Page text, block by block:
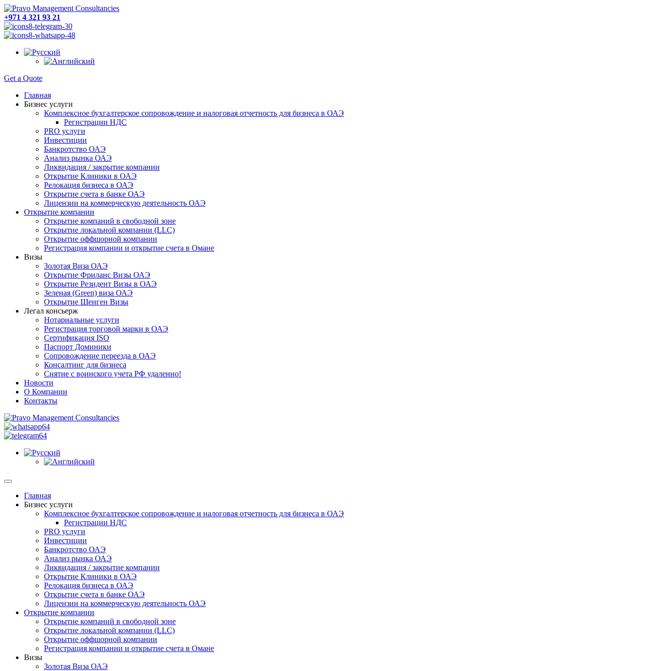
+971 4 321 93 21
Get a Quote
Главная
Бизнес услуги
Комплексное бухгалтерское сопровождение и налоговая отчетность для бизнеса в ОАЭ
Регистрации НДС
PRO услуги
Инвестиции
Банкротство ОАЭ
Анализ рынка ОАЭ
Ликвидация / закрытие компании
Открытие Клиники в ОАЭ
Релокация бизнеса в ОАЭ
Открытие счета в банке ОАЭ
Лицензии на коммерческую деятельность ОАЭ
Открытие компании
Открытие компаний в свободной зоне
Открытие локальной компании (LLC)
Открытие оффшорной компании
Регистрация компании и открытие счета в Омане
Визы
Золотая Виза ОАЭ
Открытие Фриланс Визы ОАЭ
Открытие Резидент Визы в ОАЭ
Зеленая (Green) виза ОАЭ
Открытие Шенген Визы
Легал консьерж
Нотариальные услуги
Регистрация торговой марки в ОАЭ
Сертификация ISO
Паспорт Доминики
Сопровождение переезда в ОАЭ
Консалтинг для бизнеса
Снятие с воинского учета РФ удаленно!
Новости
О Компании
Контакты
Главная
Бизнес услуги
Комплексное бухгалтерское сопровождение и налоговая отчетность для бизнеса в ОАЭ
Регистрации НДС
PRO услуги
Инвестиции
Банкротство ОАЭ
Анализ рынка ОАЭ
Ликвидация / закрытие компании
Открытие Клиники в ОАЭ
Релокация бизнеса в ОАЭ
Открытие счета в банке ОАЭ
Лицензии на коммерческую деятельность ОАЭ
Открытие компании
Открытие компаний в свободной зоне
Открытие локальной компании (LLC)
Открытие оффшорной компании
Регистрация компании и открытие счета в Омане
Визы
Золотая Виза ОАЭ